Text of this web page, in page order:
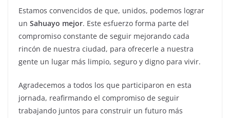
Estamos convencidos de que, unidos, podemos lograr
un Sahuayo mejor. Este esfuerzo forma parte del
compromiso constante de seguir mejorando cada
rincón de nuestra ciudad, para ofrecerle a nuestra
gente un lugar más limpio, seguro y digno para vivir.
Agradecemos a todos los que participaron en esta
jornada, reafirmando el compromiso de seguir
trabajando juntos para construir un futuro más